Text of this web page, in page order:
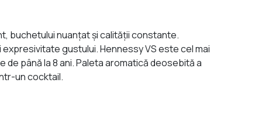
buchetului nuanţat şi calităţii constante.
gustului. Hennessy VS este cel mai
până la 8 ani. Paleta aromatică deosebită a
un cocktail.